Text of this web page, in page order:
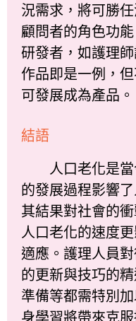
況需求，將可勝
顧問者的角色功
研發者，如護理
作品即是一例，
可發展成為產品。
結語
人口老化是當
的發展過程影響
其結果對社會的
人口老化的速度
適應。護理人員
的更新與技巧的
準備等都需特別
身學習將帶來克